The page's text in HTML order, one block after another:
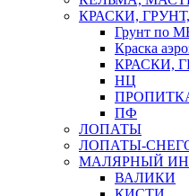
КРАСКИ,
Грунт по
Краска
КРАСКИ,
НЦ
ПФ
ЛОПАТЫ
ЛОПАТЫ-
МАЛЯРНЫЙ
ВАЛИКИ